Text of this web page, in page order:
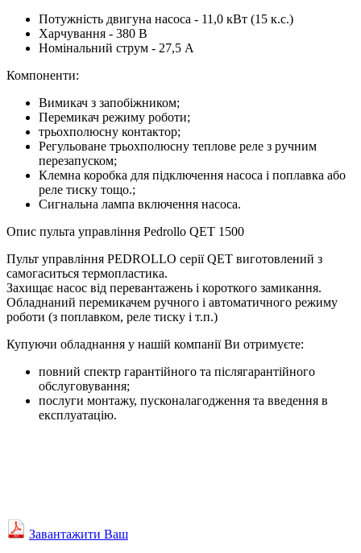
Потужність двигуна насоса - 11,0 кВт (15 к.с.)
Харчування - 380 В
Номінальний струм - 27,5 А
Компоненти:
Вимикач з запобіжником;
Перемикач режиму роботи;
трьохполюсну контактор;
Регульоване трьохполюсну теплове реле з ручним
перезапуском;
Клемна коробка для підключення насоса і поплавка або
реле тиску тощо.;
Сигнальна лампа включення насоса.
Опис пульта управління Pedrollo QET 1500
Пульт управління PEDROLLO серії QET виготовлений з
самогаситься термопластика.
Захищає насос від перевантажень і короткого замикання.
Обладнаний перемикачем ручного і автоматичного режиму
роботи (з поплавком, реле тиску і т.п.)
Купуючи обладнання у нашій компанії Ви отримуєте:
повний спектр гарантійного та післягарантійного
обслуговування;
послуги монтажу, пусконалагодження та введення в
експлуатацію.
Завантажити Ваш